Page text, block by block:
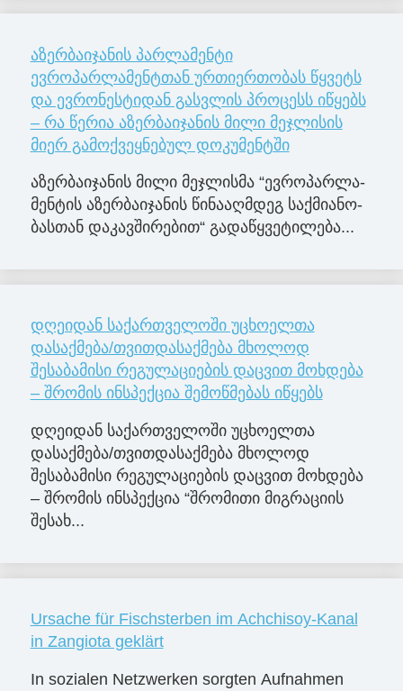
აზერბაიჯანის პარლამენტი
ევროპარლამენტთან ურთიერთობას წყვეტს
და ევრონესტიდან გასვლის პროცესს იწყებს
– რა წერია აზერბაიჯანის მილი მეჯლისის
მიერ გამოქვეყნებულ დოკუმენტში
აზერ­ბა­ი­ჯა­ნის მილი მე­ჯლის­მა “ევ­რო­პარ­ლა­
მენ­ტის აზერ­ბა­ი­ჯა­ნის წი­ნა­აღ­მდეგ საქ­მი­ა­ნო­
ბას­თან და­კავ­ში­რე­ბით“ გა­და­წყვე­ტი­ლე­ბა...
დღეიდან საქართველოში უცხოელთა
დასაქმება/თვითდასაქმება მხოლოდ
შესაბამისი რეგულაციების დაცვით მოხდება
– შრომის ინსპექცია შემოწმებას იწყებს
დღეიდან საქართველოში უცხოელთა
დასაქმება/თვითდასაქმება მხოლოდ
შესაბამისი რეგულაციების დაცვით მოხდება
– შრომის ინსპექცია “შრომითი მიგრაციის
შესახ...
Ursache für Fischsterben im Achchisoy-Kanal
in Zangiota geklärt
In sozialen Netzwerken sorgten Aufnahmen